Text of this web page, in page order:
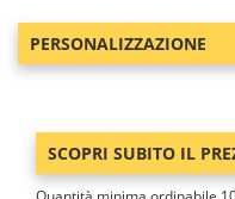
PERSONALIZZAZIONE
SCOPRI SUBITO IL